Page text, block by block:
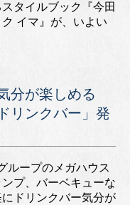
タイルブック『今田
イマ』が、いよい
分が楽しめる
リンクバー」発
ループのメガハウス
プ、バーベキューな
ドリンクバー気分が